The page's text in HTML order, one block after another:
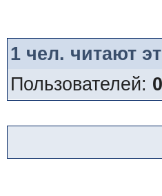
1чел. читают
Пользователей: 0